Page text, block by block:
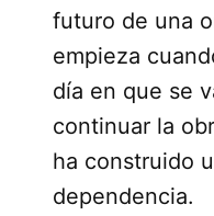
futuro de una
empieza
día en que se
continuar la
ha construido
dependencia.